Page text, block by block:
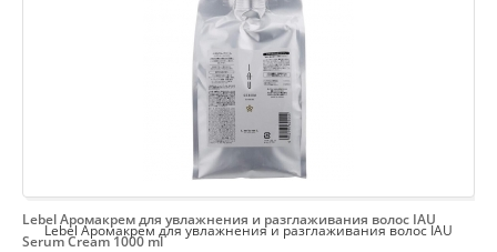
Lebel Аромакрем для увлажнения и разглаживания волос IAU
Lebel Аромакрем для увлажнения и разглаживания волос IAU
Serum Cream 1000 ml